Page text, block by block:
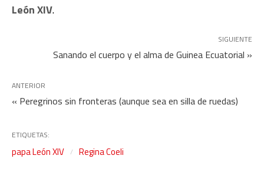
León XIV.
SIGUIENTE
Sanando el cuerpo y el alma de Guinea Ecuatorial »
ANTERIOR
« Peregrinos sin fronteras (aunque sea en silla de ruedas)
ETIQUETAS:
papa León XIV Regina Coeli